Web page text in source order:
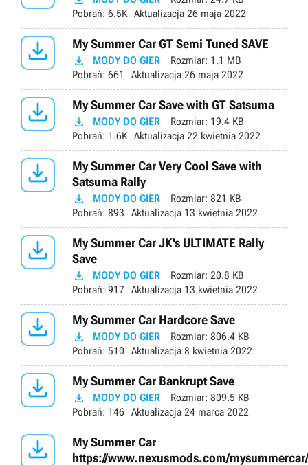
Pobrań: 6.5K Aktualizacja 26 maja 2022
 My Summer Car GT Semi Tuned SAVE
 MODY DO GIER Rozmiar: 1.1 MB
Pobrań: 661 Aktualizacja 26 maja 2022
 My Summer Car Save with GT Satsuma
 MODY DO GIER Rozmiar: 19.4 KB
Pobrań: 1.6K Aktualizacja 22 kwietnia 2022

My Summer Car Very Cool Save with
Satsuma Rally
 MODY DO GIER Rozmiar: 821 KB
Pobrań: 893 Aktualizacja 13 kwietnia 2022

My Summer Car JK's ULTIMATE Rally
Save
 MODY DO GIER Rozmiar: 20.8 KB
Pobrań: 917 Aktualizacja 13 kwietnia 2022
 My Summer Car Hardcore Save
 MODY DO GIER Rozmiar: 806.4 KB
Pobrań: 510 Aktualizacja 8 kwietnia 2022
 My Summer Car Bankrupt Save
 MODY DO GIER Rozmiar: 809.5 KB
Pobrań: 146 Aktualizacja 24 marca 2022

My Summer Car
https://www.nexusmods.com/